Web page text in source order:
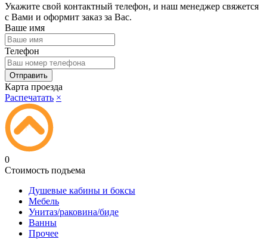
Укажите свой контактный телефон, и наш менеджер свяжется
с Вами и оформит заказ за Вас.
Ваше имя
Телефон
Карта проезда
Распечатать ×
0
Стоимость подъема
Душевые кабины и боксы
Мебель
Унитаз/раковина/биде
Ванны
Прочее